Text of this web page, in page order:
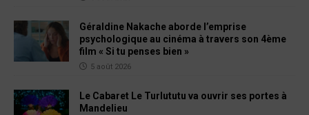
Géraldine Nakache aborde l’emprise
psychologique au cinéma à travers son 4ème
film « Si tu penses bien »
5 août 2026
Le Cabaret Le Turlututu va ouvrir ses portes à
Mandelieu